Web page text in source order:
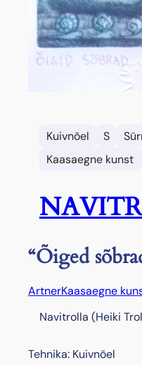
Kuivnõel S
Kaasaegne kunst
“Õiged
ArtnerKaasaegne
Navitrolla (Heiki
Tehnika: Kuivnõel